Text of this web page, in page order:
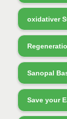
oxidativer
Sanopal
Save your